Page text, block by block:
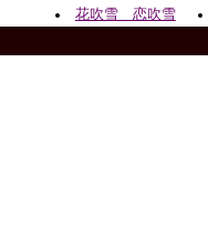
花吹雪 恋吹雪